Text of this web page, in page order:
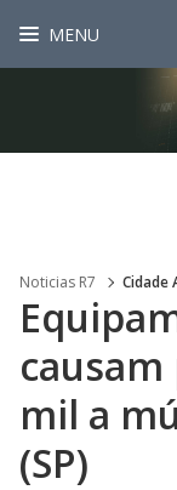
MENU
Noticias R7 Cidade
causam
mil a
(SP)